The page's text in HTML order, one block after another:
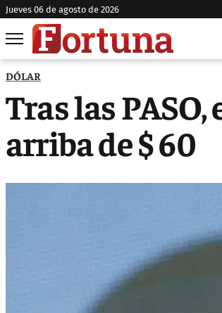
jueves 06 de agosto de 2026
DÓLAR
Tras las
arriba de $ 60